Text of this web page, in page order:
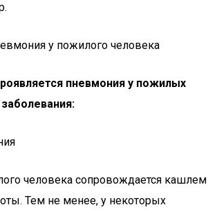
у пожилого человека
пневмония у пожилых
человека сопровождается кашлем
Тем не менее, у некоторых